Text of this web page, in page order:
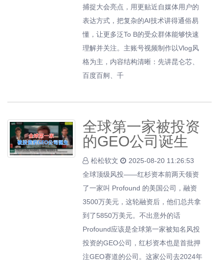
捕捉大会亮点，用更贴近自媒体用户的
表达方式，把复杂的AI技术讲得通俗易
懂，让更多泛To B的受众群体能够快速
理解并关注。主账号视频制作以Vlog风
格为主，内容结构清晰：先讲昆仑芯、
百度百舸、千
全球第一家被投资
的GEO公司诞生
松松软文
2025-08-20 11:26:53
全球顶级风投——红杉资本前两天领资
了一家叫 Profound 的美国公司，融资
3500万美元，这轮融资后，他们总共拿
到了5850万美元。不出意外的话
Profound应该是全球第一家被知名风投
投资的GEO公司，红杉资本也是首批押
注GEO赛道的公司。这家公司去2024年